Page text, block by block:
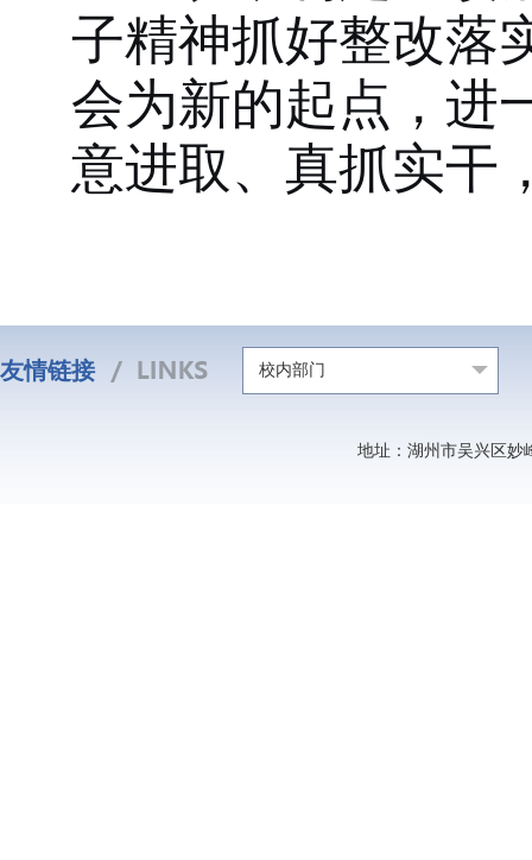
子精神抓好整改落
会为新的起点，进
意进取、真抓实干
友情链接 校内部门
地址：湖州市吴兴区妙